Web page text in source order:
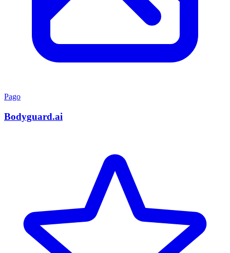
Pago
Bodyguard.ai